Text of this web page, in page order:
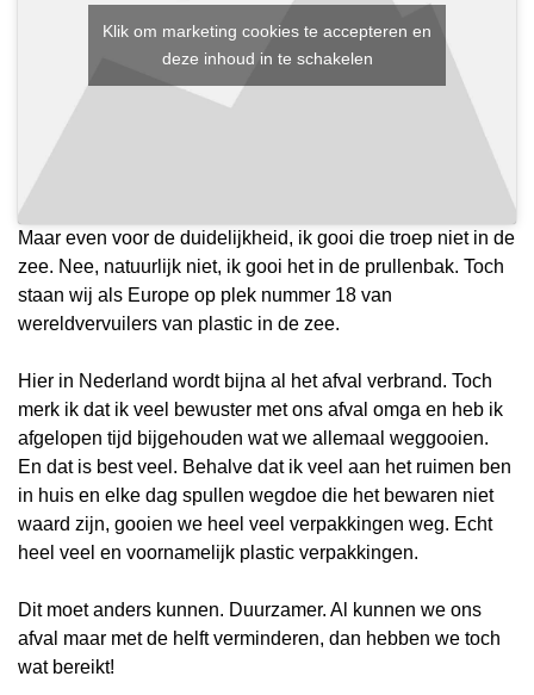
Klik om marketing cookies te accepteren en
deze inhoud in te schakelen
Maar even voor de duidelijkheid, ik gooi die troep niet in de
zee. Nee, natuurlijk niet, ik gooi het in de prullenbak. Toch
staan wij als Europe op plek nummer 18 van
wereldvervuilers van plastic in de zee.
Hier in Nederland wordt bijna al het afval verbrand. Toch
merk ik dat ik veel bewuster met ons afval omga en heb ik
afgelopen tijd bijgehouden wat we allemaal weggooien.
En dat is best veel. Behalve dat ik veel aan het ruimen ben
in huis en elke dag spullen wegdoe die het bewaren niet
waard zijn, gooien we heel veel verpakkingen weg. Echt
heel veel en voornamelijk plastic verpakkingen.
Dit moet anders kunnen. Duurzamer. Al kunnen we ons
afval maar met de helft verminderen, dan hebben we toch
wat bereikt!